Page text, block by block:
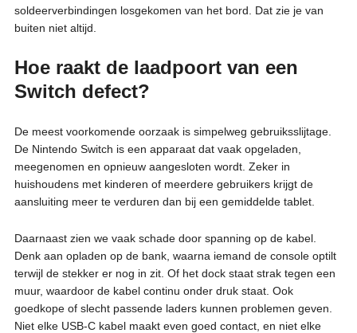
soldeerverbindingen losgekomen van het bord. Dat zie je van
buiten niet altijd.
Hoe raakt de laadpoort van een
Switch defect?
De meest voorkomende oorzaak is simpelweg gebruiksslijtage.
De Nintendo Switch is een apparaat dat vaak opgeladen,
meegenomen en opnieuw aangesloten wordt. Zeker in
huishoudens met kinderen of meerdere gebruikers krijgt de
aansluiting meer te verduren dan bij een gemiddelde tablet.
Daarnaast zien we vaak schade door spanning op de kabel.
Denk aan opladen op de bank, waarna iemand de console optilt
terwijl de stekker er nog in zit. Of het dock staat strak tegen een
muur, waardoor de kabel continu onder druk staat. Ook
goedkope of slecht passende laders kunnen problemen geven.
Niet elke USB-C kabel maakt even goed contact, en niet elke